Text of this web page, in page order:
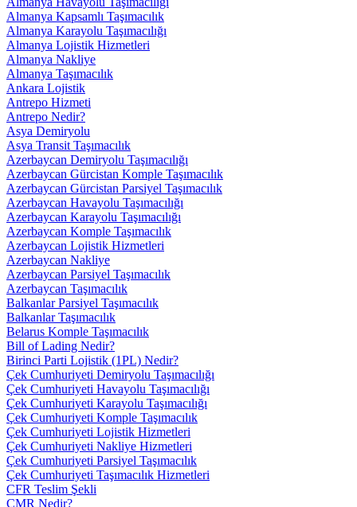
Almanya Kapsamlı Taşımacılık
Almanya Karayolu Taşımacılığı
Almanya Lojistik Hizmetleri
Almanya Nakliye
Almanya Taşımacılık
Ankara Lojistik
Antrepo Hizmeti
Antrepo Nedir?
Asya Demiryolu
Asya Transit Taşımacılık
Azerbaycan Demiryolu Taşımacılığı
Azerbaycan Gürcistan Komple Taşımacılık
Azerbaycan Gürcistan Parsiyel Taşımacılık
Azerbaycan Havayolu Taşımacılığı
Azerbaycan Karayolu Taşımacılığı
Azerbaycan Komple Taşımacılık
Azerbaycan Lojistik Hizmetleri
Azerbaycan Nakliye
Azerbaycan Parsiyel Taşımacılık
Azerbaycan Taşımacılık
Balkanlar Parsiyel Taşımacılık
Balkanlar Taşımacılık
Belarus Komple Taşımacılık
Bill of Lading Nedir?
Birinci Parti Lojistik (1PL) Nedir?
Çek Cumhuriyeti Demiryolu Taşımacılığı
Çek Cumhuriyeti Havayolu Taşımacılığı
Çek Cumhuriyeti Karayolu Taşımacılığı
Çek Cumhuriyeti Komple Taşımacılık
Çek Cumhuriyeti Lojistik Hizmetleri
Çek Cumhuriyeti Nakliye Hizmetleri
Çek Cumhuriyeti Parsiyel Taşımacılık
Çek Cumhuriyeti Taşımacılık Hizmetleri
CFR Teslim Şekli
CMR Nedir?